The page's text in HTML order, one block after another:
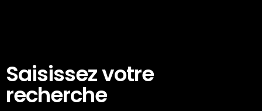
Saisissez votre
recherche